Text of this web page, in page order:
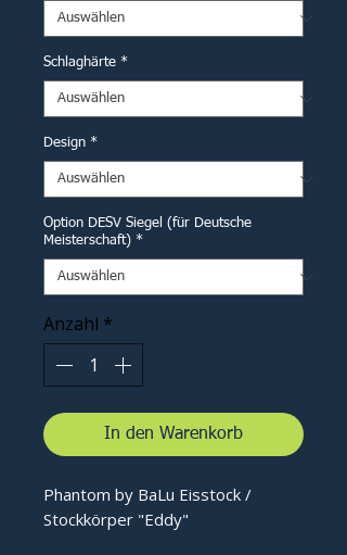
Schlaghärte *
Design *
Option DESV Siegel (für Deutsche
Meisterschaft) *
Anzahl *
In den Warenkorb
Phantom by BaLu Eisstock /
Stockkörper "Eddy"